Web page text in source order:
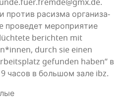
про­тив расиз­ма орга­ни­за­
про­ве­дет меро­при­я­тие
berichten mit
durch sie einen
gefunden haben” в
часов в боль­шом зале ibz.